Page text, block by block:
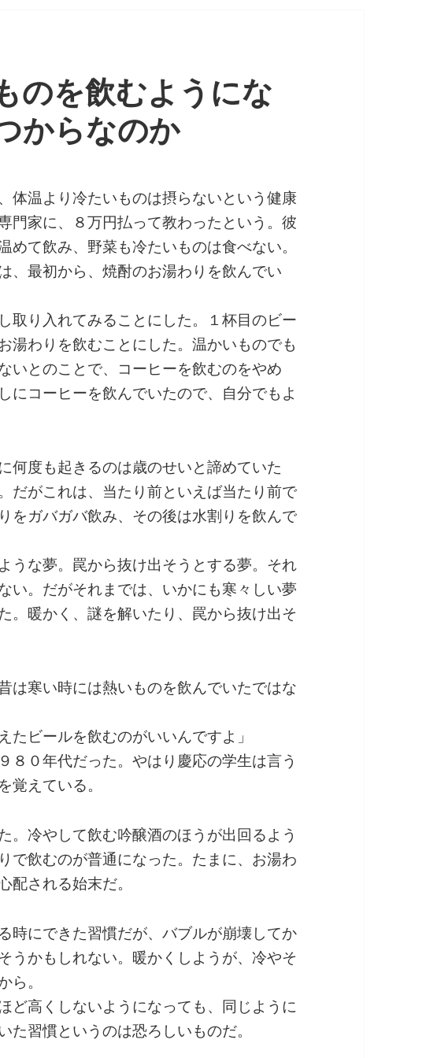
のを飲むようにな
からなのか
体温より冷たいものは摂らないという健康
門家に、８万円払って教わったという。彼
めて飲み、野菜も冷たいものは食べない。
、最初から、焼酎のお湯わりを飲んでい
取り入れてみることにした。１杯目のビー
湯わりを飲むことにした。温かいものでも
いとのことで、コーヒーを飲むのをやめ
にコーヒーを飲んでいたので、自分でもよ
何度も起きるのは歳のせいと諦めていた
だがこれは、当たり前といえば当たり前で
をガバガバ飲み、その後は水割りを飲んで
うな夢。罠から抜け出そうとする夢。それ
い。だがそれまでは、いかにも寒々しい夢
。暖かく、謎を解いたり、罠から抜け出そ
は寒い時には熱いものを飲んでいたではな
たビールを飲むのがいいんですよ」
８０年代だった。やはり慶応の学生は言う
覚えている。
。冷やして飲む吟醸酒のほうが出回るよう
で飲むのが普通になった。たまに、お湯わ
配される始末だ。
時にできた習慣だが、バブルが崩壊してか
うかもしれない。暖かくしようが、冷やそ
ら。
ど高くしないようになっても、同じように
た習慣というのは恐ろしいものだ。